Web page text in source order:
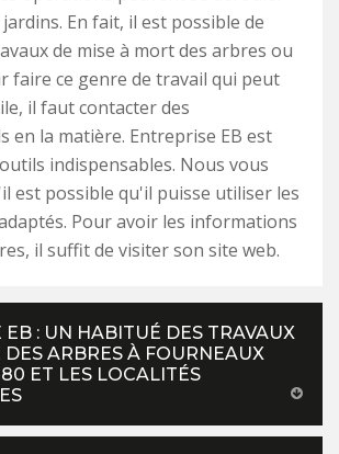
En fait, il est possible de
de mise à mort des arbres ou
faire ce genre de travail qui peut
il faut contacter des
en la matière. Entreprise EB est
indispensables. Nous vous
est possible qu'il puisse utiliser les
Pour avoir les informations
il suffit de visiter son site web.
EB : UN HABITUÉ DES TRAVAUX
DES ARBRES À FOURNEAUX
ET LES LOCALITÉS